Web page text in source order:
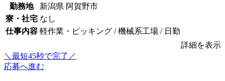
勤務地
新潟県 阿賀野市
寮・社宅 なし
仕事内容 軽作業・ピッキング / 機械系工場 / 日勤
詳細を表示
＼最短45秒で完了／
応募へ進む